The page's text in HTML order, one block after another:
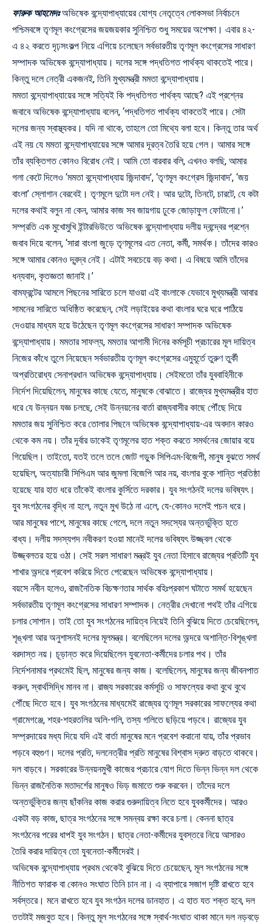
ফারুক আহমেদঃঅভিষেক বন্দ্যোপাধ্যায়ের যোগ্য নেতৃত্বে লোকসভা নির্বাচনে
পশ্চিমবঙ্গে তৃণমূল কংগ্রেসের জয়জয়কার সুনিশ্চিত শুধু সময়ের অপেক্ষা। এবার ৪২-
এ ৪২ করতে দৃঢ়সংকল্প নিয়ে এগিয়ে চলেছেন সর্বভারতীয় তৃণমূল কংগ্রেসের সাধারণ
সম্পাদক অভিষেক বন্দ্যোপাধ্যায়। দলের সঙ্গে পদ্ধতিগত পার্থক্য থাকতেই পারে।
কিন্তু দলে নেত্রী একজনই, তিনি মুখ্যমন্ত্রী মমতা বন্দ্যোপাধ্যায়।
মমতা বন্দ্যোপাধ্যায়ের সঙ্গে সত্যিই কি পদ্ধতিগত পার্থক্য আছে? এই প্রশ্নের
জবাবে অভিষেক বন্দ্যোপাধ্যায় বলেন, ‘পদ্ধতিগত পার্থক্য থাকতেই পারে। সেটা
দলের জন্য স্বাস্থ্যকর। যদি না থাকে, তাহলে তো মিথ্যে বলা হবে। কিন্তু তার অর্থ
এই নয় যে মমতা বন্দ্যোপাধ্যায়ের সঙ্গে আমার দূরত্ব তৈরি হয়ে গেল। আমার সঙ্গে
তাঁর ব্যক্তিগত কোনও বিরোধ নেই। আমি তো বারবার বলি, এখনও বলছি, আমার
গলা কেটে দিলেও ‘মমতা বন্দ্যোপাধ্যায় জিন্দাবাদ’, ‘তৃণমূল কংগ্রেস জিন্দাবাদ’, ‘জয়
বাংলা’ স্লোগান বেরবেই। তৃণমূলে দুটো দল নেই। আর দুটো, তিনটে, চারটে, যে কটা
দলের কথাই বলুন না কেন, আমার কাজ সব জায়গায় ঢুকে জোড়াফুল ফোটানো।’
সম্প্রতি এক মুখোমুখি ইন্টারভিউতে অভিষেক বন্দ্যোপাধ্যায় দলীয় দ্বন্দ্বের প্রশ্নে
জবাব দিয়ে বলেন, ‘সারা বাংলা জুড়ে তৃণমূলের এত নেতা, কর্মী, সমর্থক। তাঁদের কারও
সঙ্গে আমার কোনও দ্বন্দ্ব নেই। এটাই সবচেয়ে বড় কথা। এ বিষয়ে আমি তাঁদের
ধন্যবাদ, কৃতজ্ঞতা জানাই।’
বামফ্রন্টের আমলে পিছনের সারিতে চলে যাওয়া এই বাংলাকে যেভাবে মুখ্যমন্ত্রী আবার
সামনের সারিতে অধিষ্ঠিত করেছেন, সেই লড়াইয়ের কথা বাংলার ঘরে ঘরে পাঠিয়ে
দেওয়ার মাধ্যম হয়ে উঠেছেন তৃণমূল কংগ্রেসের সাধারণ সম্পাদক অভিষেক
বন্দ্যোপাধ্যায়। মমতার সাফল্য, মমতার আগামী দিনের কর্মসূচী প্রচারের মূল দায়িত্ব
নিজের কাঁধে তুলে নিয়েছেন সর্বভারতীয় তৃণমূল কংগ্রেসের এমুহূর্তে তুরুণ তুর্কী
অপ্রতিরোধ্য সেনাপ্রধান অভিষেক বন্দ্যোপাধ্যায়। সেইমতো তাঁর যুববাহিনীকে
নির্দেশ দিয়েছিলেন, মানুষের কাছে যেতে, মানুষকে বোঝাতে। রাজ্যের মুখ্যমন্ত্রীর হাত
ধরে যে উন্নয়ন যজ্ঞ চলছে, সেই উন্নয়নের বার্তা রাজ্যবাসীর কাছে পৌঁছে দিয়ে
মমতার জয় সুনিশ্চিত করে তোলার পিছনে অভিষেক বন্দ্যোপাধ্যায়-এর অবদান কারও
থেকে কম নয়। তাঁর দূর্বার ডাকেই তৃণমূলের হাত শক্ত করতে সমর্থনের জোয়ার বয়ে
গিয়েছিল। তাইতো, যতই তলে তলে জোট গড়ুক সিপিএম-বিজেপী, মানুষ বুঝতে সমর্থ
হয়েছিল, অত্যাচারী সিপিএম আর জুমলা বিজেপি আর নয়, বাংলার বুকে শান্তি প্রতিষ্ঠা
হয়েছে যার হাত ধরে তাঁকেই বাংলার কুর্সিতে দরকার। যুব সংগঠনই দলের ভবিষ্যৎ।
যুব সংগঠনের বৃদ্ধি না হলে, নতুন মুখ উঠে না এলে, যে-কোনও দলেই পচন ধরে।
আর মানুষের পাশে, মানুষের কাছে গেলে, দলে নতুন সদস্যের অন্তর্ভুক্তি হতে
বাধ্য। দলীয় সদস্যপদ নবীকরণ হওয়া মানেই দলের ভবিষ্যৎ উজ্জ্বল থেকে
উজ্জ্বলতর হয়ে ওঠা। সেই সরল সাধারণ মন্ত্রই যুব নেতা হিসাবে রাজ্যের প্রতিটি যুব
শাখার অন্দরে প্রবেশ করিয়ে দিতে পেরেছেন অভিষেক বন্দ্যোপাধ্যায়।
বয়সে নবীন হলেও, রাজনৈতিক বিচক্ষণতার সার্থক বহিঃপ্রকাশ ঘটাতে সমর্থ হয়েছেন
সর্বভারতীয় তৃণমূল কংগ্রেসের সাধারণ সম্পাদক। নেত্রীর দেখানো পথই তাঁর এগিয়ে
চলার সোপান। তাই তো যুব সংগঠনের দায়িত্ব নিয়েই তিনি বুঝিয়ে দিতে চেয়েছিলেন,
শৃঙ্খলা আর অনুশাসনই দলের মূলমন্ত্র। বলেছিলেন দলের অন্দরে অশান্তি-বিশৃঙ্খলা
বরদাস্ত নয়। চূড়ান্ত করে দিয়েছিলেন যুবনেতা-কর্মীদের চলার পথ। তাঁর
নির্দেশনামার প্রথমেই ছিল, মানুষের জন্য কাজ। বলেছিলেন, মানুষের জন্য জীবনপাত
করুন, স্বার্থসিদ্ধি মানব না। রাজ্য সরকারের কর্মসূচি ও সাফল্যের কথা বুথে বুথে
পৌঁছে দিতে হবে। যুব সংগঠনের মাধ্যমেই রাজ্যের তৃণমূল সরকারের সাফল্যের কথা
গ্রামেগঞ্জে, শহর-শহরতলির অলি-গলি, তস্য গলিতে ছড়িয়ে পড়বে। রাজ্যের যুব
সম্প্রদায়ের মধ্য দিয়ে যদি এই বার্তা মানুষের মনে প্রবেশ করানো যায়, তাঁর প্রভাব
পড়বে বহুগুণ। দলের প্রতি, দলনেত্রীর প্রতি মানুষের বিশ্বাস দ্রুত বাড়তে থাকবে।
দল বাড়বে। সরকারের উন্নয়নমুখী কাজের প্রচারে যোগ দিতে ভিন্ন ভিন্ন দল থেকে
ভিন্ন রাজনৈতিক মতাদর্শের মানুষও ভিড় জমাতে শুরু করবেন। তাঁদের দলে
অন্তর্ভুক্তির জন্য ছাঁকনির কাজ করার গুরুদায়িত্ব নিতে হবে যুবকর্মীদের। আরও
একটা বড় কাজ, ছাত্র সংগঠনের সঙ্গে সমন্বয় রক্ষা করে চলা। কেননা ছাত্র
সংগঠনের পরের ধাপই যুব সংগঠন। ছাত্র নেতা-কর্মীদের যুবস্তরে নিয়ে আসারও
তৈরি করার দায়িত্ব তো যুবনেতা-কর্মীদেরই।
অভিষেক বন্দ্যোপাধ্যায় প্রথম থেকেই বুঝিয়ে দিতে চেয়েছেন, মূল সংগঠনের সঙ্গে
নীতিগত ফারাক বা কোনও সংঘাত তিনি চান না। এ ব্যাপারে সজাগ দৃষ্টি রাখতে হবে
সর্বস্তরে। মনে রাখতে হবে যুব সংগঠন দলের ডানহাত। এ হাত যত শক্ত হবে, দল
ততটাই মজবুত হবে। কিন্তু মূল সংগঠনের সঙ্গে স্বার্থ-সংঘাত থাকা মানে দল নড়বড়ে